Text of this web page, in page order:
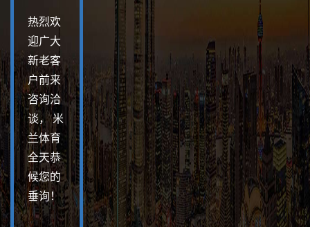
热烈欢
迎广大
新老客
户前来
咨询洽
谈， 米
兰体育
全天恭
候您的
垂询！